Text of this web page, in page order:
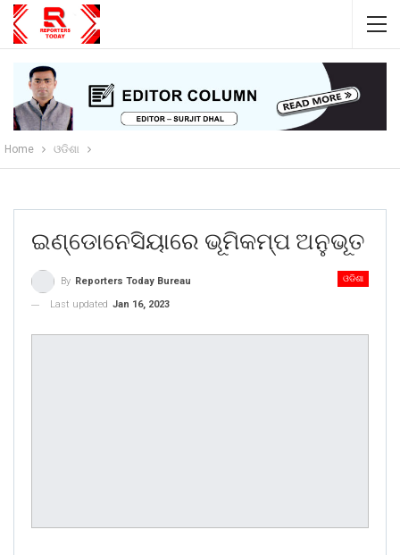
Home ଓଡିଶା
ଇଣ୍ଡୋନେସିୟାରେ ଭୂମିକମ୍ପ ଅନୁଭୂତ
ଓଡିଶା
By Reporters Today Bureau
Last updated Jan 16, 2023